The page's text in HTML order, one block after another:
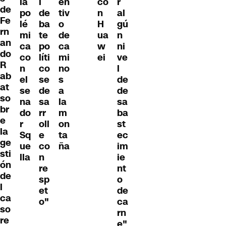
de
Fe
rn
an
do
R
ab
at
so
br
e
la
ge
sti
ón
de
l
ca
so
re
po
lé
mi
ca
co
n
el
se
na
do
r
Sq
ue
lla
de
ba
te
po
líti
co
se
de
sa
rr
oll
e
co
n
re
sp
et
o"
tiv
o
de
ca
mi
no
s
a
la
m
on
ta
ña
n
H
ua
w
ei
al
gú
n
ni
ve
l
de
de
sa
ba
st
ec
im
ie
nt
o
de
ca
rn